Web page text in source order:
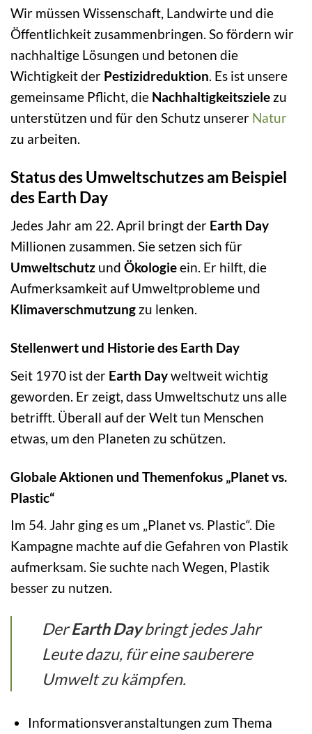
Wir müssen Wissenschaft, Landwirte und die
Öffentlichkeit zusammenbringen. So fördern wir
nachhaltige Lösungen und betonen die
Wichtigkeit der Pestizidreduktion. Es ist unsere
gemeinsame Pflicht, die Nachhaltigkeitsziele zu
unterstützen und für den Schutz unserer Natur
zu arbeiten.
Status des Umweltschutzes am Beispiel
des Earth Day
Jedes Jahr am 22. April bringt der Earth Day
Millionen zusammen. Sie setzen sich für
Umweltschutz und Ökologieein. Er hilft, die
Aufmerksamkeit auf Umweltprobleme und
Klimaverschmutzung zu lenken.
Stellenwert und Historie des Earth Day
Seit 1970 ist der Earth Dayweltweit wichtig
geworden. Er zeigt, dass Umweltschutz uns alle
betrifft. Überall auf der Welt tun Menschen
etwas, um den Planeten zu schützen.
Globale Aktionen und Themenfokus „Planet vs.
Plastic“
Im 54. Jahr ging es um „Planet vs. Plastic“. Die
Kampagne machte auf die Gefahren von Plastik
aufmerksam. Sie suchte nach Wegen, Plastik
besser zu nutzen.
DerEarth Daybringt jedes Jahr
Leute dazu, für eine sauberere
Umwelt zu kämpfen.
Informationsveranstaltungen zum Thema